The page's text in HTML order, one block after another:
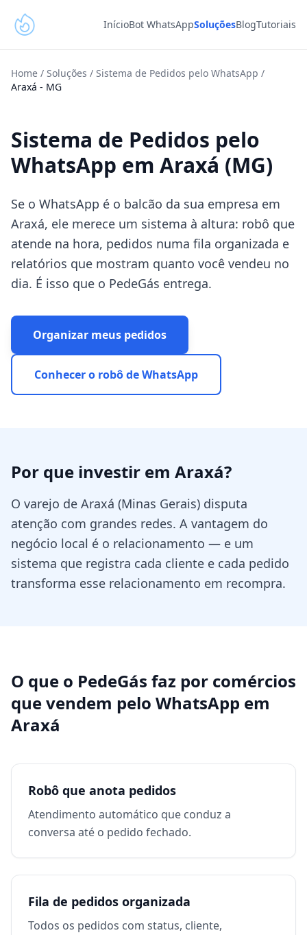
InícioBot WhatsAppSoluçõesBlogTutoriais
Home / Soluções / Sistema de Pedidos pelo WhatsApp /
Araxá - MG
Sistema de Pedidos pelo
WhatsApp em Araxá (MG)
Se o WhatsApp é o balcão da sua empresa em
Araxá, ele merece um sistema à altura: robô que
atende na hora, pedidos numa fila organizada e
relatórios que mostram quanto você vendeu no
dia. É isso que o PedeGás entrega.
Organizar meus pedidos
Conhecer o robô de WhatsApp
Por que investir em Araxá?
O varejo de Araxá (Minas Gerais) disputa
atenção com grandes redes. A vantagem do
negócio local é o relacionamento — e um
sistema que registra cada cliente e cada pedido
transforma esse relacionamento em recompra.
O que o PedeGás faz por comércios
que vendem pelo WhatsApp em
Araxá
Robô que anota pedidos
Atendimento automático que conduz a
conversa até o pedido fechado.
Fila de pedidos organizada
Todos os pedidos com status, cliente,